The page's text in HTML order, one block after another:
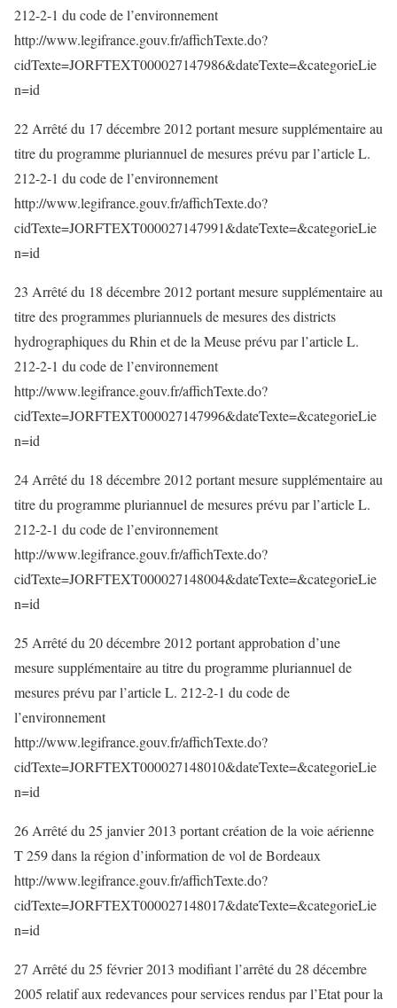
212-2-1 du code de l’environnement
http://www.legifrance.gouv.fr/affichTexte.do?
cidTexte=JORFTEXT000027147986&dateTexte=&categorieLie
n=id
22 Arrêté du 17 décembre 2012 portant mesure supplémentaire au
titre du programme pluriannuel de mesures prévu par l’article L.
212-2-1 du code de l’environnement
http://www.legifrance.gouv.fr/affichTexte.do?
cidTexte=JORFTEXT000027147991&dateTexte=&categorieLie
n=id
23 Arrêté du 18 décembre 2012 portant mesure supplémentaire au
titre des programmes pluriannuels de mesures des districts
hydrographiques du Rhin et de la Meuse prévu par l’article L.
212-2-1 du code de l’environnement
http://www.legifrance.gouv.fr/affichTexte.do?
cidTexte=JORFTEXT000027147996&dateTexte=&categorieLie
n=id
24 Arrêté du 18 décembre 2012 portant mesure supplémentaire au
titre du programme pluriannuel de mesures prévu par l’article L.
212-2-1 du code de l’environnement
http://www.legifrance.gouv.fr/affichTexte.do?
cidTexte=JORFTEXT000027148004&dateTexte=&categorieLie
n=id
25 Arrêté du 20 décembre 2012 portant approbation d’une
mesure supplémentaire au titre du programme pluriannuel de
mesures prévu par l’article L. 212-2-1 du code de
l’environnement
http://www.legifrance.gouv.fr/affichTexte.do?
cidTexte=JORFTEXT000027148010&dateTexte=&categorieLie
n=id
26 Arrêté du 25 janvier 2013 portant création de la voie aérienne
T 259 dans la région d’information de vol de Bordeaux
http://www.legifrance.gouv.fr/affichTexte.do?
cidTexte=JORFTEXT000027148017&dateTexte=&categorieLie
n=id
27 Arrêté du 25 février 2013 modifiant l’arrêté du 28 décembre
2005 relatif aux redevances pour services rendus par l’Etat pour la